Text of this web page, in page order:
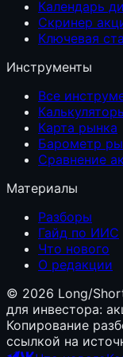
Календарь
Скринер
Ключевая
Инструменты
Все
Карта рынка
Барометр
Сравнение
Материалы
Разборы
Гайд по ИИС
Что нового
О редакции
© 2026 Long/
для инвестора:
Копирование
ссылкой на